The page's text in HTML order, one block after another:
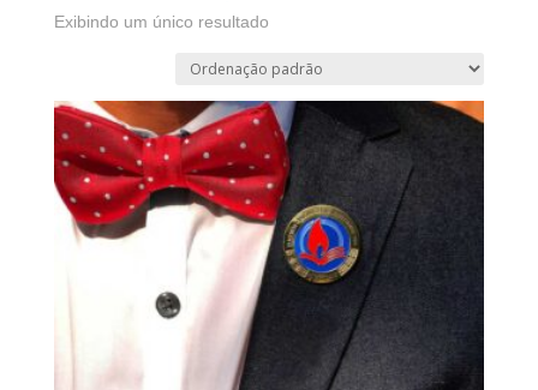
Exibindo um único resultado